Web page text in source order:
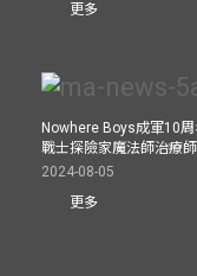
更多
Nowhere Boys成軍10
戰士探險家魔法師治療
2024-08-05
更多